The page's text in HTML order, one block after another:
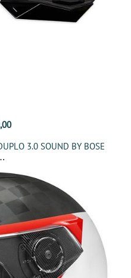
3.0 SOUND BY BOSE